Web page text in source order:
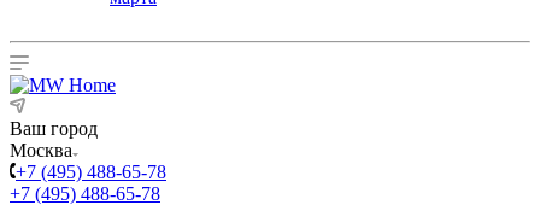
Ваш город
Москва
+7 (495) 488-65-78
+7 (495) 488-65-78